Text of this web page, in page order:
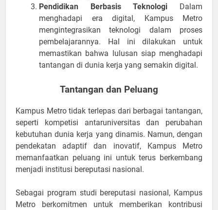
Pendidikan Berbasis Teknologi Dalam
menghadapi era digital, Kampus Metro
mengintegrasikan teknologi dalam proses
pembelajarannya. Hal ini dilakukan untuk
memastikan bahwa lulusan siap menghadapi
tantangan di dunia kerja yang semakin digital.
Tantangan dan Peluang
Kampus Metro tidak terlepas dari berbagai tantangan,
seperti kompetisi antaruniversitas dan perubahan
kebutuhan dunia kerja yang dinamis. Namun, dengan
pendekatan adaptif dan inovatif, Kampus Metro
memanfaatkan peluang ini untuk terus berkembang
menjadi institusi bereputasi nasional.
Sebagai program studi bereputasi nasional, Kampus
Metro berkomitmen untuk memberikan kontribusi